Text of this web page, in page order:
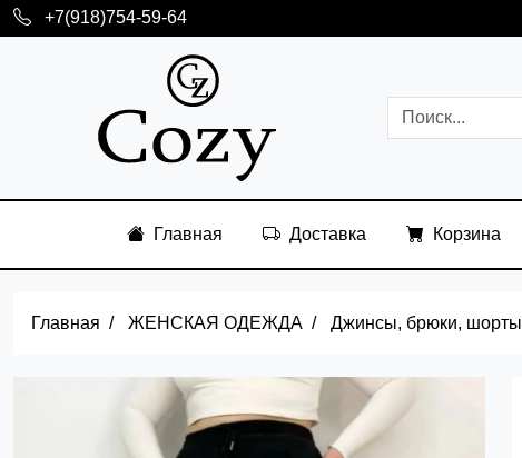
+7(918)754-59-64
Главная Доставка Корзина
Главная ЖЕНСКАЯ ОДЕЖДА Джинсы, брюки, шорты